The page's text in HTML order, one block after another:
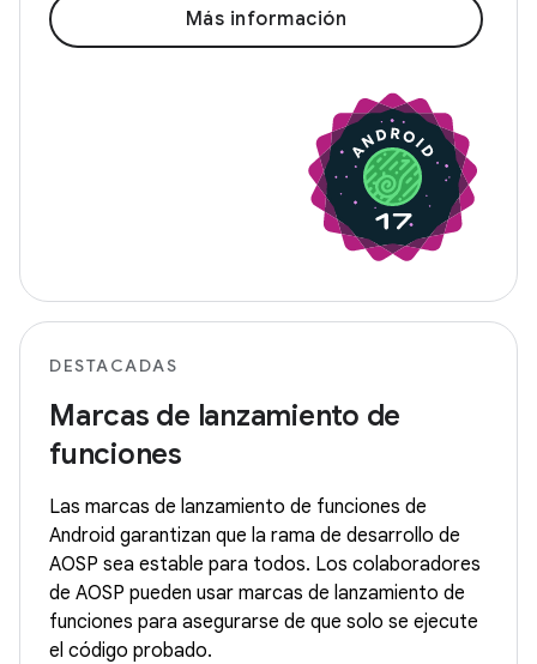
Más información
DESTACADAS
Marcas de lanzamiento de
funciones
Las marcas de lanzamiento de funciones de
Android garantizan que la rama de desarrollo de
AOSP sea estable para todos. Los colaboradores
de AOSP pueden usar marcas de lanzamiento de
funciones para asegurarse de que solo se ejecute
el código probado.